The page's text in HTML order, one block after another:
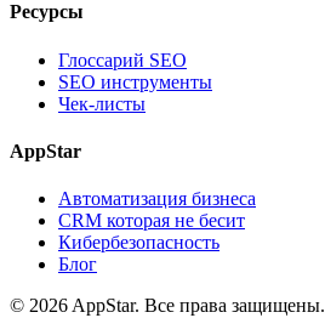
Ресурсы
Глоссарий SEO
SEO инструменты
Чек-листы
AppStar
Автоматизация бизнеса
CRM которая не бесит
Кибербезопасность
Блог
© 2026 AppStar. Все права защищены.